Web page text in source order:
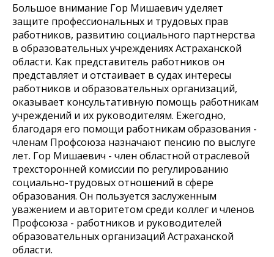
Большое внимание Гор Мишаевич уделяет
защите профессиональных и трудовых прав
работников, развитию социального партнерства
в образовательных учреждениях Астраханской
области. Как представитель работников он
представляет и отстаивает в судах интересы
работников и образовательных организаций,
оказывает консультативную помощь работникам
учреждений и их руководителям. Ежегодно,
благодаря его помощи работникам образования -
членам Профсоюза назначают пенсию по выслуге
лет. Гор Мишаевич - член областной отраслевой
трехсторонней комиссии по регулированию
социально-трудовых отношений в сфере
образования. Он пользуется заслуженным
уважением и авторитетом среди коллег и членов
Профсоюза - работников и руководителей
образовательных организаций Астраханской
области.